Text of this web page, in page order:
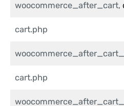
woocommerce_after_cart,
cart.php
cart.php